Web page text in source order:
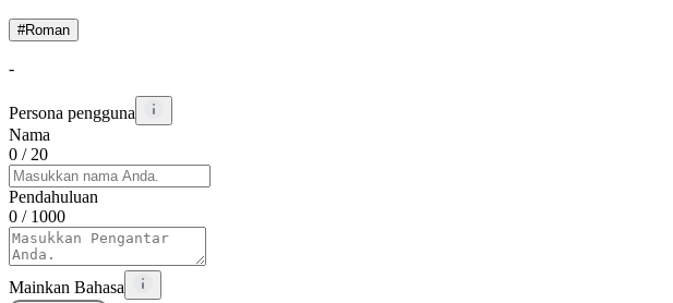
#Roman
-
Persona pengguna
Nama
0 / 20
Pendahuluan
0 / 1000
Mainkan Bahasa